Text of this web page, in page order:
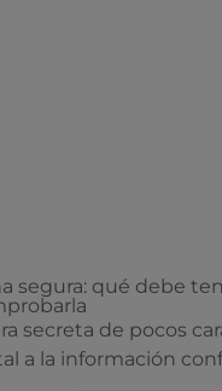
segura: qué debe
secreta de pocos
a la información